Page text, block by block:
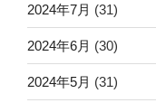
2024年7月 (31)
2024年6月 (30)
2024年5月 (31)